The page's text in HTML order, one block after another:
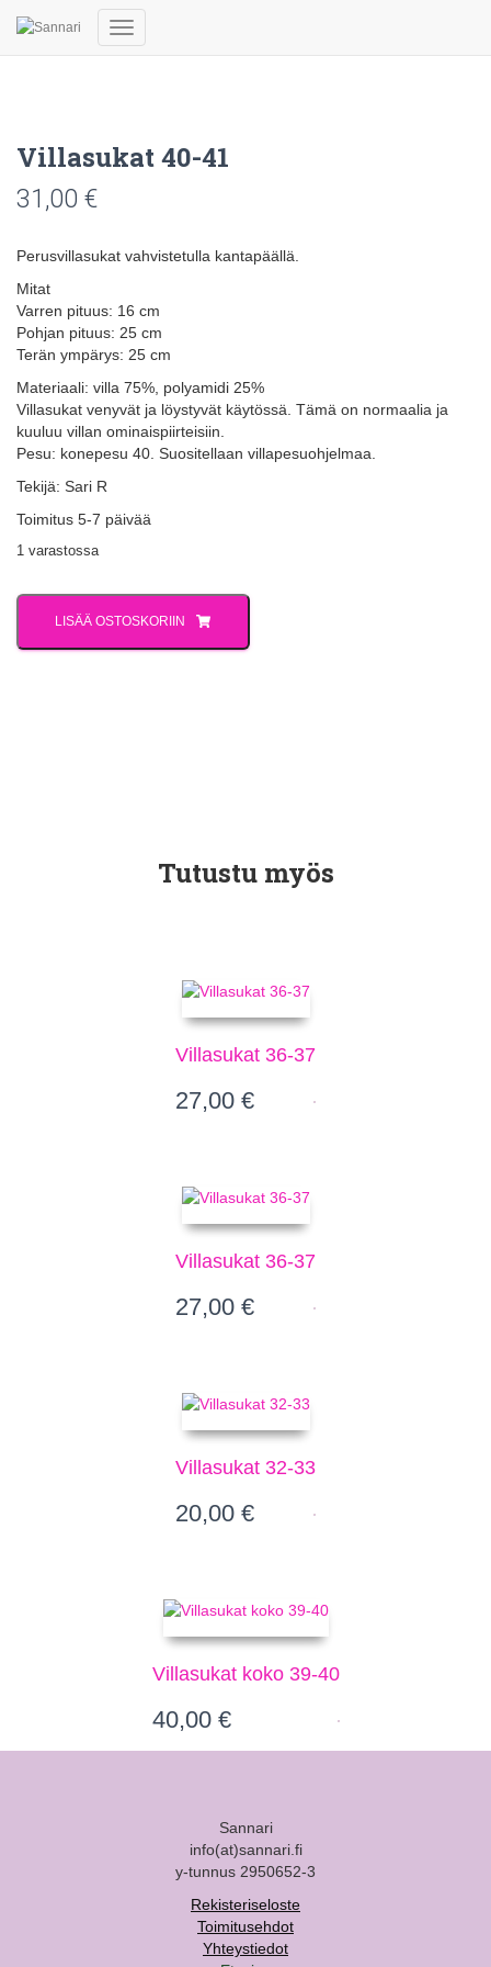
Navigointi
Villasukat 40-41
31,00 €
Perusvillasukat vahvistetulla kantapäällä.
Mitat
Varren pituus: 16 cm
Pohjan pituus: 25 cm
Terän ympärys: 25 cm
Materiaali: villa 75%, polyamidi 25%
Villasukat venyvät ja löystyvät käytössä. Tämä on normaalia ja
kuuluu villan ominaispiirteisiin.
Pesu: konepesu 40. Suositellaan villapesuohjelmaa.
Tekijä: Sari R
Toimitus 5-7 päivää
1 varastossa
LISÄÄ OSTOSKORIIN
Tutustu myös
Villasukat 36-37
27,00 €
Villasukat 36-37
27,00 €
Villasukat 32-33
20,00 €
Villasukat koko 39-40
40,00 €
Sannari
info(at)sannari.fi
y-tunnus 2950652-3
Rekisteriseloste
Toimitusehdot
Yhteystiedot